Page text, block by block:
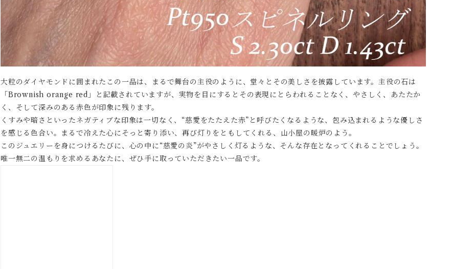
大粒のダイヤモンドに囲まれたこの一品は、まるで舞台の主役のように、堂々とその美しさを披露しています。主役の石は
「Brownish orange red」と記載されていますが、実物を目にするとその表現にとらわれることなく、やさしく、あたたか
く、そして深みのある赤色が印象に残ります。
くすみや暗さといったネガティブな印象は一切なく、“慈愛をたたえた赤”と呼びたくなるような、包み込まれるような優しさ
を感じる色合い。まるで冷えた心にそっと寄り添い、再び灯りをともしてくれる、山小屋の暖炉のよう。
このジュエリーを身につけるたびに、心の中に“慈愛の炎”がやさしく灯るような、そんな存在となってくれることでしょう。
唯一無二の温もりを求めるあなたに、ぜひ手に取っていただきたい一品です。